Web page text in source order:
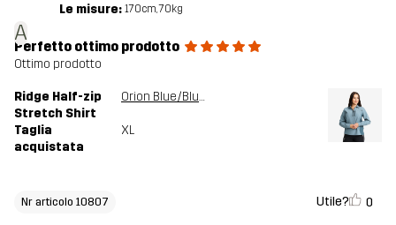
A
Le misure: 170cm, 70kg
Perfetto ottimo prodotto
Ottimo prodotto
Ridge Half-zip
Stretch Shirt
Orion Blue/Blue Mirage
Taglia
acquistata
XL
Nr articolo 10807 Utile? 0